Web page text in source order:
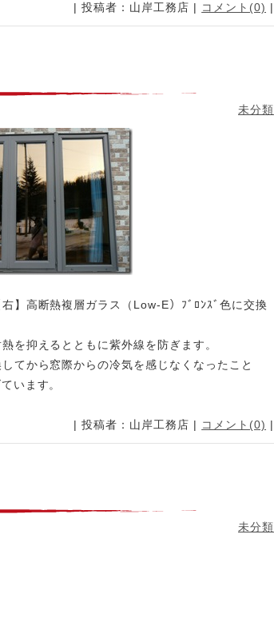
| 投稿者：山岸工務店 | コメント(0) |
未分類
】高断熱複層ガラス（Low-E）ﾌﾞﾛﾝｽﾞ色に交換
を抑えるとともに紫外線を防ぎます。
てから窓際からの冷気を感じなくなったこと
います。
| 投稿者：山岸工務店 | コメント(0) |
未分類